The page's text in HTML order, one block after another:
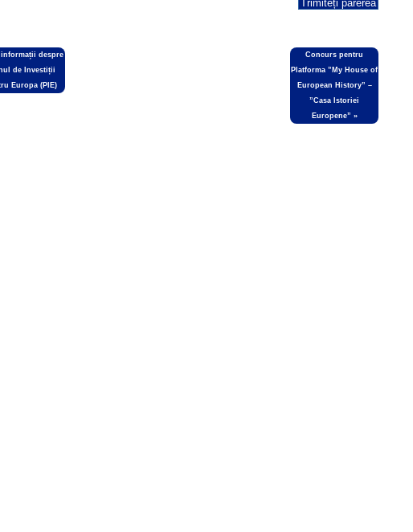
informații despre
de Investiții
Europa (PIE)
Concurs pentru
Platforma ”My House of
European History” –
”Casa Istoriei
Europene” »